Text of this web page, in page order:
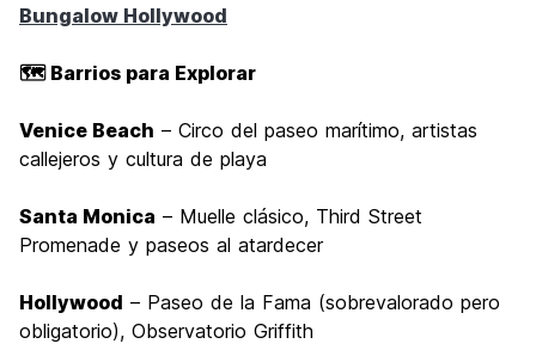
Bungalow Hollywood
🗺️ Barrios para Explorar
Venice Beach – Circo del paseo marítimo, artistas
callejeros y cultura de playa
Santa Monica – Muelle clásico, Third Street
Promenade y paseos al atardecer
Hollywood – Paseo de la Fama (sobrevalorado pero
obligatorio), Observatorio Griffith